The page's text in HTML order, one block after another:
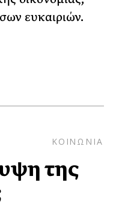
ευκαιριών.
ΚΟΙΝΩΝΙΑ
της